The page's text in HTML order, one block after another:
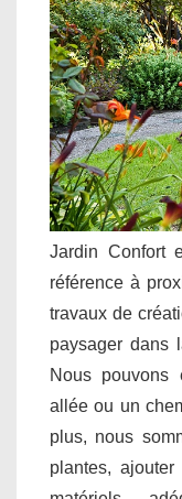
Jardin Confort
référence à
travaux de
paysager dans
Nous pouvons
allée ou un
plus, nous
plantes,